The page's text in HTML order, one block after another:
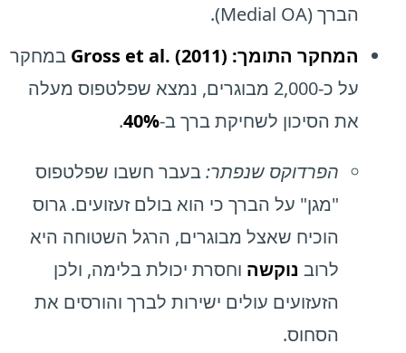
הברך (Medial OA).
המחקר התומך: Gross et al. (2011)
במחקר
על כ-2,000 מבוגרים, נמצא שפלטפוס מעלה
את הסיכון לשחיקת ברך ב-40%
.
הפרדוקס שנפתר:בעבר חשבו שפלטפוס
"מגן" על הברך כי הוא בולם זעזועים. גרוס
הוכיח שאצל מבוגרים, הרגל השטוחה היא
לרוב נוקשה וחסרת יכולת בלימה, ולכן
הזעזועים עולים ישירות לברך והורסים את
הסחוס.